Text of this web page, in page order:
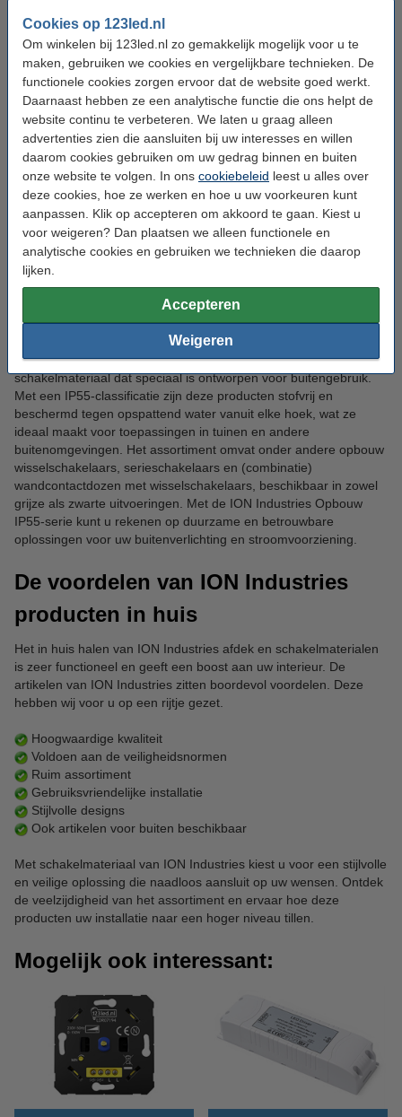
Cookies op 123led.nl
Om winkelen bij 123led.nl zo gemakkelijk mogelijk voor u te
maken, gebruiken we cookies en vergelijkbare technieken. De
functionele cookies zorgen ervoor dat de website goed werkt.
Daarnaast hebben ze een analytische functie die ons helpt de
website continu te verbeteren. We laten u graag alleen
advertenties zien die aansluiten bij uw interesses en willen
daarom cookies gebruiken om uw gedrag binnen en buiten
onze website te volgen. In ons cookiebeleid leest u alles over
deze cookies, hoe ze werken en hoe u uw voorkeuren kunt
aanpassen. Klik op accepteren om akkoord te gaan. Kiest u
voor weigeren? Dan plaatsen we alleen functionele en
analytische cookies en gebruiken we technieken die daarop
lijken.
Accepteren
Weigeren
De V1- en J1-serie van ION Industries biedt u schakelmateriaal
met een strak, vierkant design, ideaal voor een moderne
uitstraling in uw interieur. U heeft de keuze uit drie populaire
kleuren: Alpin wit, mat Alpin wit en mat zwart, zodat u altijd de
perfecte match vindt voor uw woning. Door te kiezen voor de J1 -
of V1-serie, combineert u stijl met functionaliteit en zorgt u voor
een harmonieuze afwerking van uw interieur.
De meeste afdekmaterialen zijn zowel van de J1- als de V1-serie.
Het enige waar ze in verschillen is bij afdekramen, hier hebben
de producten van de J1-serie bolling in de hoeken en is de V1
vierkant.
De ION Industries Opbouw IP55-serie biedt een breed scala aan
schakelmateriaal dat speciaal is ontworpen voor buitengebruik.
Met een IP55-classificatie zijn deze producten stofvrij en
beschermd tegen opspattend water vanuit elke hoek, wat ze
ideaal maakt voor toepassingen in tuinen en andere
buitenomgevingen. Het assortiment omvat onder andere opbouw
wisselschakelaars, serieschakelaars en (combinatie)
wandcontactdozen met wisselschakelaars, beschikbaar in zowel
grijze als zwarte uitvoeringen. Met de ION Industries Opbouw
IP55-serie kunt u rekenen op duurzame en betrouwbare
oplossingen voor uw buitenverlichting en stroomvoorziening.
De voordelen van ION Industries
producten in huis
Het in huis halen van ION Industries afdek en schakelmaterialen
is zeer functioneel en geeft een boost aan uw interieur. De
artikelen van ION Industries zitten boordevol voordelen. Deze
hebben wij voor u op een rijtje gezet.
Hoogwaardige kwaliteit
Voldoen aan de veiligheidsnormen
Ruim assortiment
Gebruiksvriendelijke installatie
Stijlvolle designs
Ook artikelen voor buiten beschikbaar
Met schakelmateriaal van ION Industries kiest u voor een stijlvolle
en veilige oplossing die naadloos aansluit op uw wensen. Ontdek
de veelzijdigheid van het assortiment en ervaar hoe deze
producten uw installatie naar een hoger niveau tillen.
Mogelijk ook interessant: